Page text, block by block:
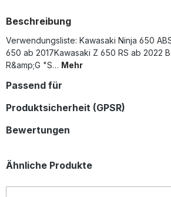
Beschreibung
Verwendungsliste: Kawasaki Ninja 650
650 ab 2017Kawasaki Z 650 RS ab 2022
R&amp;G "S… Mehr
Passend für
Produktsicherheit (GPSR)
Bewertungen
Produktgalerie überspringen
Ähnliche Produkte